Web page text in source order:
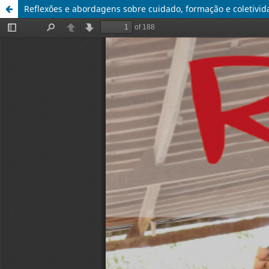
Reflexões e abordagens sobre cuidado, formação e